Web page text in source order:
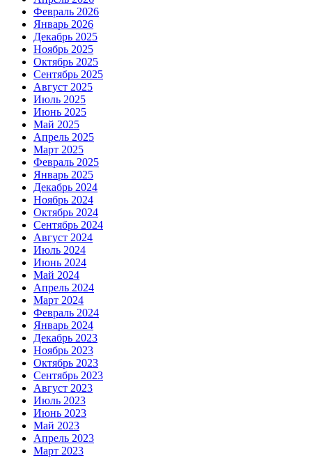
Февраль 2026
Январь 2026
Декабрь 2025
Ноябрь 2025
Октябрь 2025
Сентябрь 2025
Август 2025
Июль 2025
Июнь 2025
Май 2025
Апрель 2025
Март 2025
Февраль 2025
Январь 2025
Декабрь 2024
Ноябрь 2024
Октябрь 2024
Сентябрь 2024
Август 2024
Июль 2024
Июнь 2024
Май 2024
Апрель 2024
Март 2024
Февраль 2024
Январь 2024
Декабрь 2023
Ноябрь 2023
Октябрь 2023
Сентябрь 2023
Август 2023
Июль 2023
Июнь 2023
Май 2023
Апрель 2023
Март 2023